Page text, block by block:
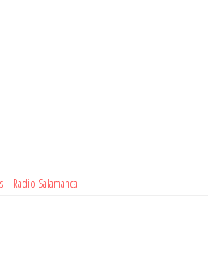
Radio Salamanca